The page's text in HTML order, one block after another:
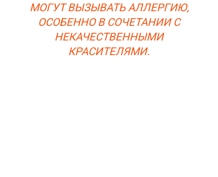
МОГУТ ВЫЗЫВАТЬ АЛЛЕРГИЮ,
ОСОБЕННО В СОЧЕТАНИИ С
НЕКАЧЕСТВЕННЫМИ
КРАСИТЕЛЯМИ.